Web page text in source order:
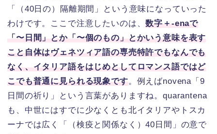
「（40日の）隔離期間」という意味になっていった
わけです。ここで注意したいのは、数字＋-enaで
「〜日間」とか「〜個のもの」とかいう意味を表す
こと自体はヴェネツィア語の専売特許でもなんでも
なく、イタリア語をはじめとしてロマンス語ではど
こでも普通に見られる現象です。例えばnovena「9
日間の祈り」という言葉がありますね。quarantena
も、中世にはすでに少なくとも北イタリアやトスカ
ーナでは広く「（検疫と関係なく）40日間」の意で